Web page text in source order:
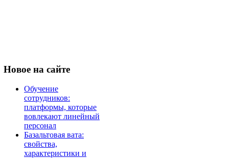
Новое на сайте
Обучение
сотрудников:
платформы, которые
вовлекают линейный
персонал
Базальтовая вата:
свойства,
характеристики и